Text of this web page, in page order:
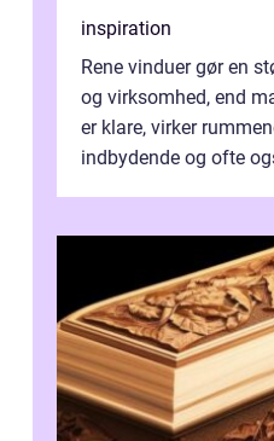
inspiration
Rene vinduer gør en
og virksomhed, end
er klare, virker
indbydende og ofte